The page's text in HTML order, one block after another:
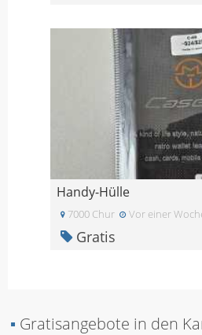
Handy-Hülle
7000 Chur Vor einer
Gratis
▪ Gratisangebote in den